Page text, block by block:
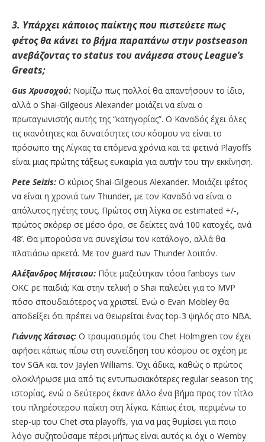
3. Υπάρχει κάποιος παίκτης που πιστεύετε πως
φέτος θα κάνει το βήμα παραπάνω στην postseason
ανεβάζοντας το status του ανάμεσα στους League’s
Greats;
Gus Χρυσοχού: Νομίζω πως πολλοί θα απαντήσουν το ίδιο,
αλλά ο Shai-Gilgeous Alexander μοιάζει να είναι ο
πρωταγωνιστής αυτής της “κατηγορίας”. Ο Καναδός έχει όλες
τις ικανότητες και δυνατότητες του κόσμου να είναι το
πρόσωπο της Λίγκας τα επόμενα χρόνια και τα φετινά Playoffs
είναι μιας πρώτης τάξεως ευκαιρία για αυτήν του την εκκίνηση.
Pete Seizis: O κύριος Shai-Gilgeous Alexander. Μοιάζει φέτος
να είναι η χρονιά των Thunder, με τον Καναδό να είναι ο
απόλυτος ηγέτης τους. Πρώτος στη λίγκα σε estimated +/-,
πρώτος σκόρερ σε μέσο όρο, σε δείκτες ανά 100 κατοχές, ανά
48’. Θα μπορούσα να συνεχίσω τον κατάλογο, αλλά θα
πλατιάσω αρκετά. Με τον guard των Thunder λοιπόν.
Αλέξανδρος Μήτσιου: Πότε μαζεύτηκαν τόσα fanboys των
OKC ρε παιδιά; Και στην τελική ο Shai παλεύει για το MVP
πόσο σπουδαιότερος να χριστεί. Ενώ ο Evan Mobley θα
αποδείξει ότι πρέπει να θεωρείται ένας top-3 ψηλός στο ΝΒΑ.
Γιάννης Χάτσιος: Ο τραυματισμός του Chet Holmgren τον έχει
αφήσει κάπως πίσω στη συνείδηση του κόσμου σε σχέση με
τον SGA και τον Jaylen Williams. Όχι άδικα, καθώς ο πρώτος
ολοκλήρωσε μια από τις εντυπωσιακότερες regular season της
ιστορίας, ενώ ο δεύτερος έκανε άλλο ένα βήμα προς τον τίτλο
του πληρέστερου παίκτη στη λίγκα. Κάπως έτσι, περιμένω το
step-up του Chet στα playoffs, για να μας θυμίσει για ποιο
λόγο συζητούσαμε πέρσι μήπως είναι αυτός κι όχι ο Wemby